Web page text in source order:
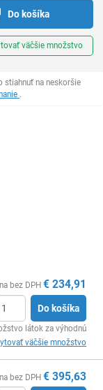
Do košíka
väčšie množstvo
stiahnuť na neskoršie
.
bez DPH € 234,91
Do košíka
látok za výhodnú
väčšie množstvo
bez DPH € 395,63